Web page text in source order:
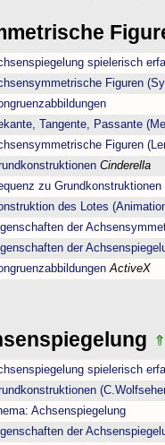
spielerisch
Figuren
Tangente, Passante
Figuren
Cinderella
zu Grundkonstruktionen
des Lotes
der
der
ActiveX
spielerisch
Achsenspiegelung
der